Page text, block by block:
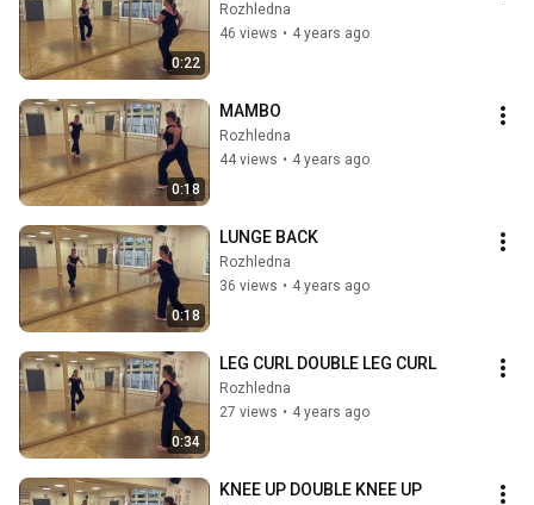
0:22
Rozhledna
46 views • 4 years ago
0:18
MAMBO
Rozhledna
44 views • 4 years ago
0:18
LUNGE BACK
Rozhledna
36 views • 4 years ago
0:34
LEG CURL DOUBLE LEG CURL
Rozhledna
27 views • 4 years ago
KNEE UP DOUBLE KNEE UP